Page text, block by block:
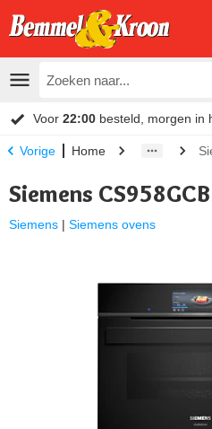
Voor 22:00 besteld, morgen in
Vorige Home
Siemens
Siemens | Siemens ovens